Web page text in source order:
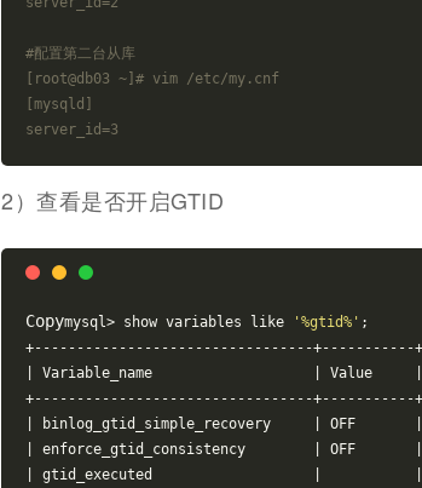
#配置第二台从库
[root@db03 ~]# vim /etc/my.cnf
[mysqld]
server_id=3
2）查看是否开启GTID
Copymysql> show variables like '%gtid%' ;
+---------------------------------+-----------+
| Variable_name                   |
Value
+---------------------------------+-----------+
binlog_gtid_simple_recovery
| OFF       |
| enforce_gtid_consistency        |
OFF
gtid_executed